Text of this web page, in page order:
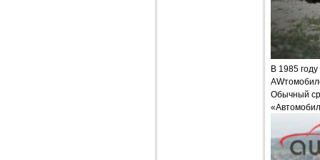
В 1985
Обычный